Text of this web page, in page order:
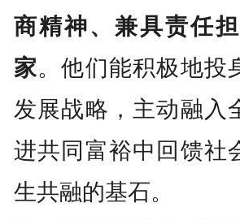
商精神、兼具责任
家。他们能积极地投
发展战略，主动融入
进共同富裕中回馈社
生共融的基石。